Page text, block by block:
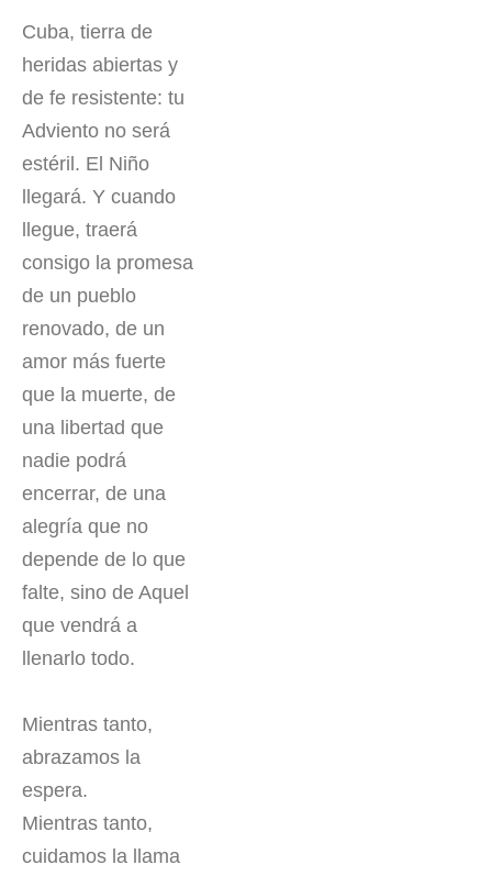
Cuba, tierra de
heridas abiertas y
de fe resistente: tu
Adviento no será
estéril. El Niño
llegará. Y cuando
llegue, traerá
consigo la promesa
de un pueblo
renovado, de un
amor más fuerte
que la muerte, de
una libertad que
nadie podrá
encerrar, de una
alegría que no
depende de lo que
falte, sino de Aquel
que vendrá a
llenarlo todo.
Mientras tanto,
abrazamos la
espera.
Mientras tanto,
cuidamos la llama